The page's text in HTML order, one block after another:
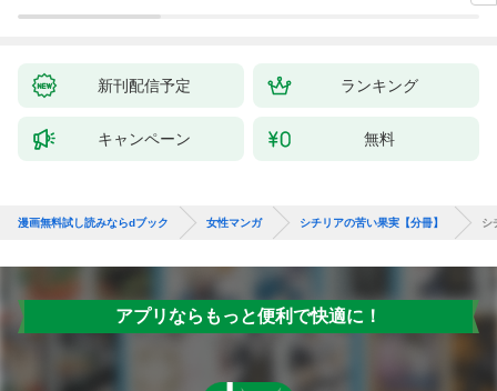
新刊配信予定 ランキング
キャンペーン 無料
漫画無料試し読みならdブック 女性マンガ シチリアの苦い果実【分冊】 シ
アプリならもっと便利で快適に！